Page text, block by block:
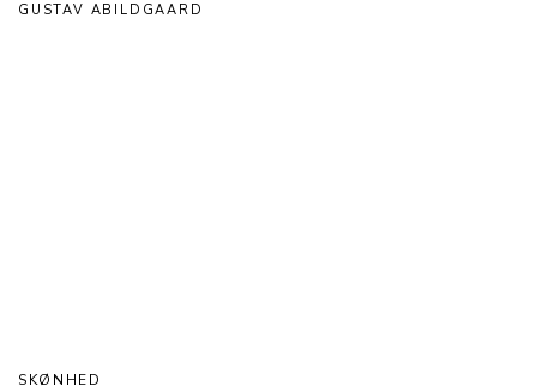
GUSTAV ABILDGAARD
SKØNHED